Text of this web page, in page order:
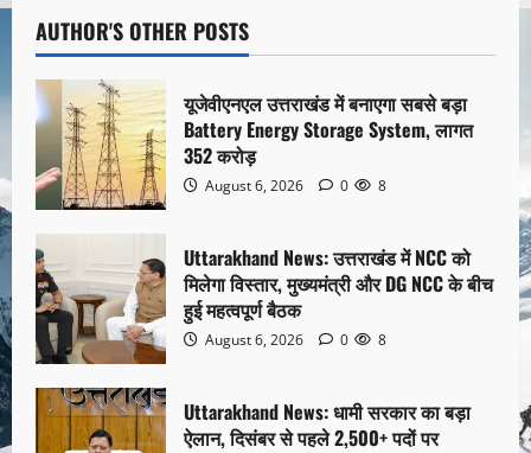
AUTHOR'S OTHER POSTS
यूजेवीएनएल उत्तराखंड में बनाएगा सबसे बड़ा
Battery Energy Storage System, लागत
352 करोड़
August 6, 2026 0 8
Uttarakhand News: उत्तराखंड में NCC को
मिलेगा विस्तार, मुख्यमंत्री और DG NCC के बीच
हुई महत्वपूर्ण बैठक
August 6, 2026 0 8
Uttarakhand News: धामी सरकार का बड़ा
ऐलान, दिसंबर से पहले 2,500+ पदों पर